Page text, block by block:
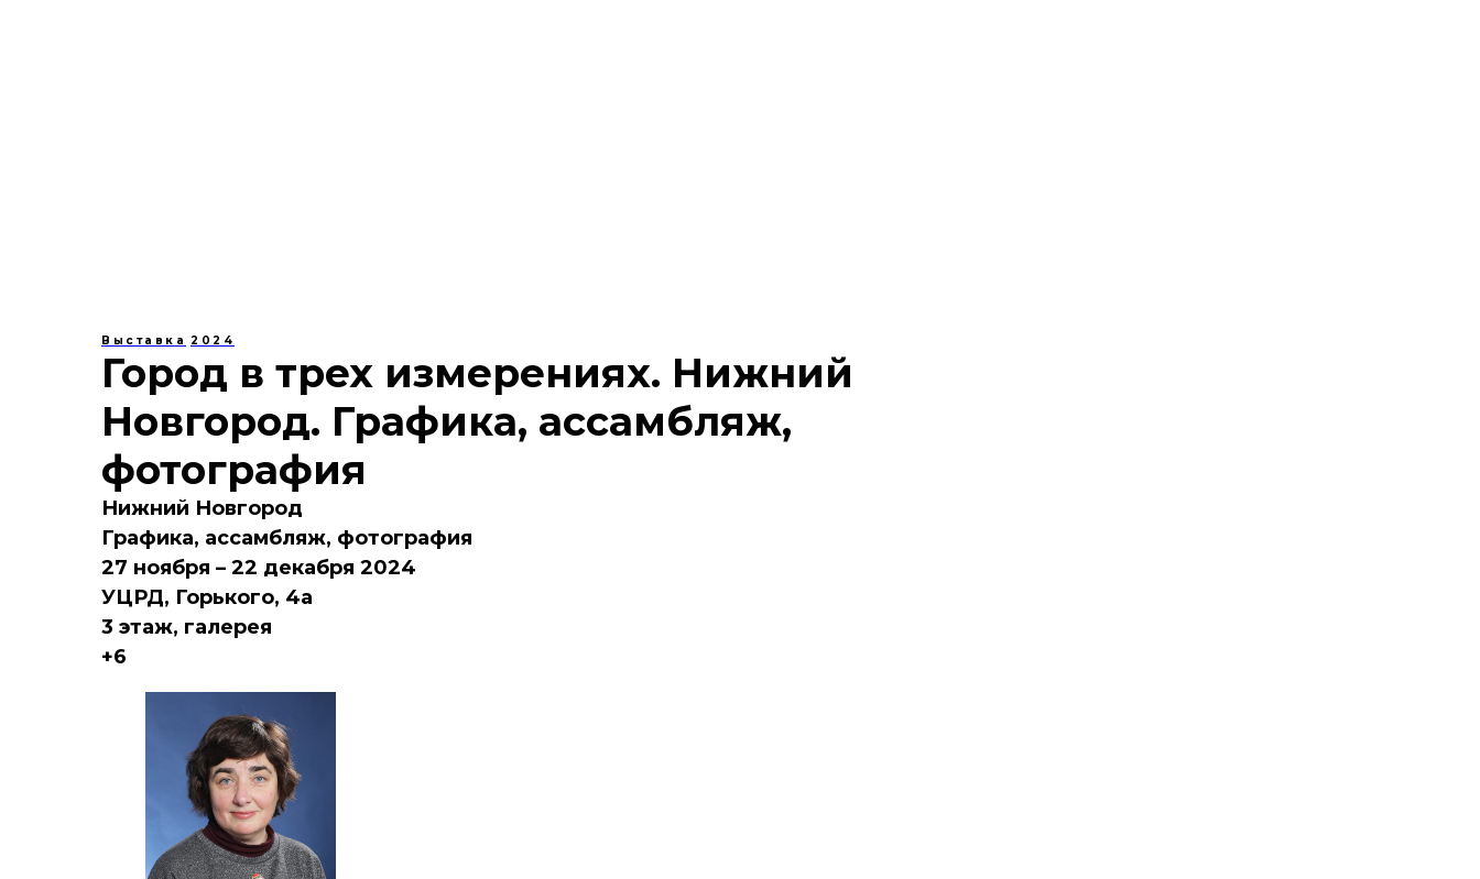
Выставка 2024
Город в трех измерениях. Нижний
Новгород. Графика, ассамбляж,
фотография
Нижний Новгород
Графика, ассамбляж, фотография
27 ноября – 22 декабря 2024
УЦРД, Горького, 4а
3 этаж, галерея
+6